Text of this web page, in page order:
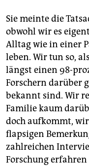
Sie meinte die
obwohl wir es
Alltag wie in einer
leben. Wir tun so,
längst einen 98-
Forschern darüber
bekannt sind. Wir
Familie kaum
doch aufkommt,
flapsigen
zahlreichen
Forschung erfahren